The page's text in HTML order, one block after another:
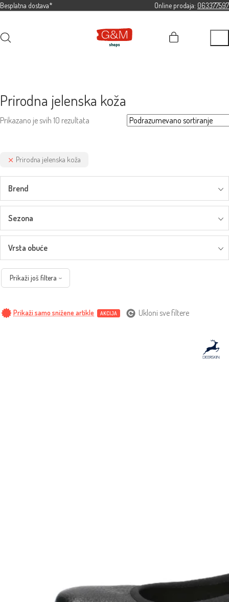
Besplatna dostava* Online prodaja: 063377597
Prirodna jelenska koža
Prikazano je svih 10 rezultata
Prirodna jelenska koža
Brend
Sezona
Vrsta obuće
Prikaži još filtera
Prikaži samo snižene artikle Ukloni sve filtere